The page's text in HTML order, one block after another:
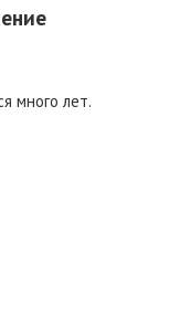
много лет.